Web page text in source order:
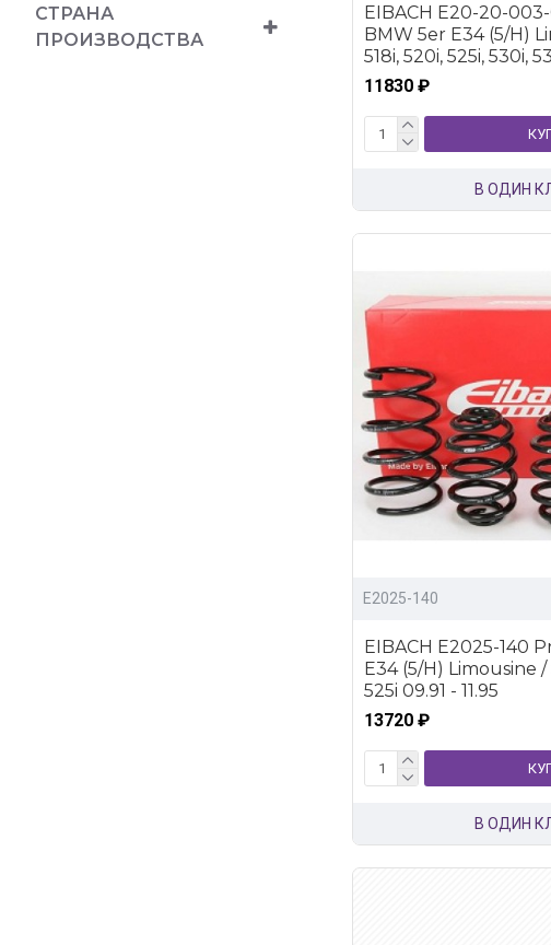
СТРАНА
ПРОИЗВОДСТВА
EIBACH E20-20-
BMW 5er E34 (5/H)
518i, 520i, 525i, 530i,
11830 ₽
В ОДИН
E2025-140
EIBACH E2025-140
E34 (5/H) Limousine /
525i 09.91 - 11.95
13720 ₽
В ОДИН